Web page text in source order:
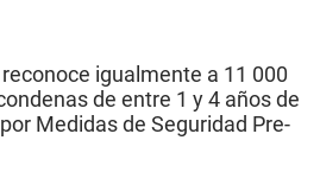
igualmente a 11 000
de entre 1 y 4 años de
Medidas de Seguridad Pre-